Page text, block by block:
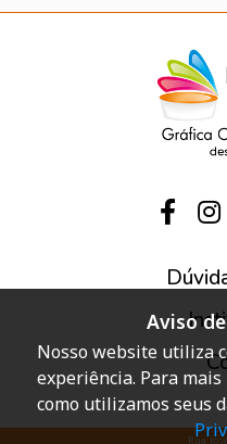
Rua
Aviso
Nosso website utiliza
experiência. Para
como utilizamos seus